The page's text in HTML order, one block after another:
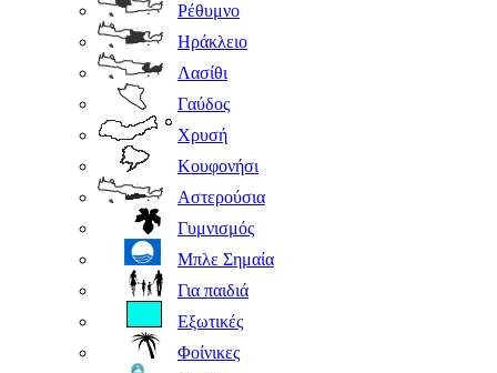
Ρέθυμνο
Ηράκλειο
Λασίθι
Γαύδος
Χρυσή
Κουφονήσι
Αστερούσια
Γυμνισμός
Μπλε Σημαία
Για παιδιά
Εξωτικές
Φοίνικες